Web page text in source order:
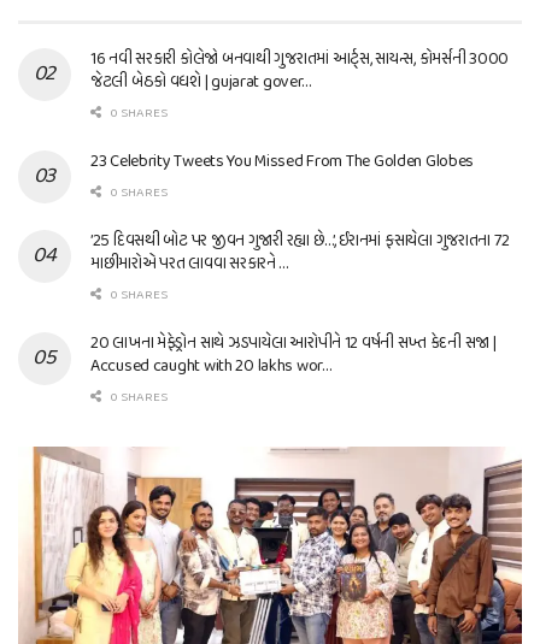
16 નવી સરકારી કોલેજો બનવાથી ગુજરાતમાં આર્ટ્સ, સાયન્સ, કોમર્સની 3000
જેટલી બેઠકો વધશે | gujarat gover…
0 SHARES
23 Celebrity Tweets You Missed From The Golden Globes
0 SHARES
’25 દિવસથી બોટ પર જીવન ગુજારી રહ્યા છે…’, ઈરાનમાં ફસાયેલા ગુજરાતના 72
માછીમારોએ પરત લાવવા સરકારને …
0 SHARES
20 લાખના મેફેડ્રોન સાથે ઝડપાયેલા આરોપીને 12 વર્ષની સખ્ત કેદની સજા |
Accused caught with 20 lakhs wor…
0 SHARES